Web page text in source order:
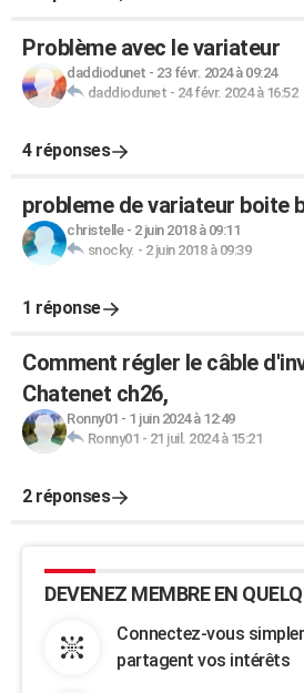
Problème avec le variateur
daddiodunet - 23 févr. 2024 à 09:24
daddiodunet - 24 févr. 2024 à 16:52
4 réponses
probleme de variateur boite
christelle- 2 juin 2018 à 09:11
snocky. - 2 juin 2018 à 09:39
1 réponse
Comment régler le câble
Chatenet ch26,
Ronny01 - 1 juin 2024 à 12:49
Ronny01 - 21 juil. 2024 à 15:21
2 réponses
DEVENEZ MEMBRE EN
Connectez-vous
partagent vos intérêts